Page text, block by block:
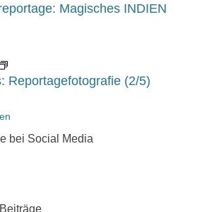
Magisches INDIEN
Reportagefotografie (2/5)
bei Social Media